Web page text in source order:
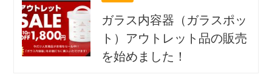
ガラス内容器（ガラスポッ
ト）アウトレット品の販売
を始めました！